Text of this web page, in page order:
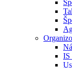
IS